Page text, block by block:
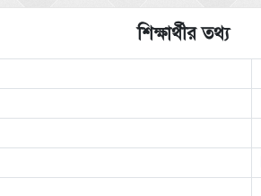
শিক্ষার্থীর তথ্য